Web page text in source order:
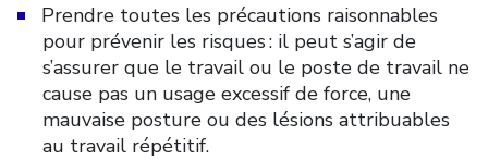
Prendre toutes les précautions raisonnables
pour prévenir les risques : il peut s’agir de
s’assurer que le travail ou le poste de travail ne
cause pas un usage excessif de force, une
mauvaise posture ou des lésions attribuables
au travail répétitif.